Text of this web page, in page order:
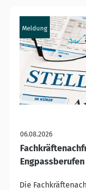
Meldung
06.08.2026
Engpassberufen
Die